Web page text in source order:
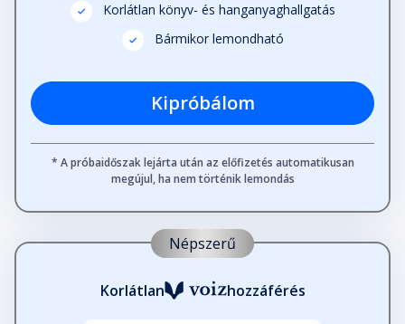
Korlátlan könyv- és hanganyaghallgatás
Bármikor lemondható
Kipróbálom
* A próbaidőszak lejárta után az előfizetés automatikusan
megújul, ha nem történik lemondás
Népszerű
Korlátlan hozzáférés